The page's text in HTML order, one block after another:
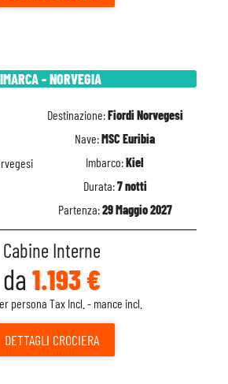
- NORVEGIA
Destinazione:Fiordi Norvegesi
Nave:MSC Euribia
Imbarco:Kiel
Durata:7 notti
Partenza:29 Maggio 2027
Cabine Interne
da 1.193 €
persona Tax Incl. - mance incl.
DETTAGLI CROCIERA